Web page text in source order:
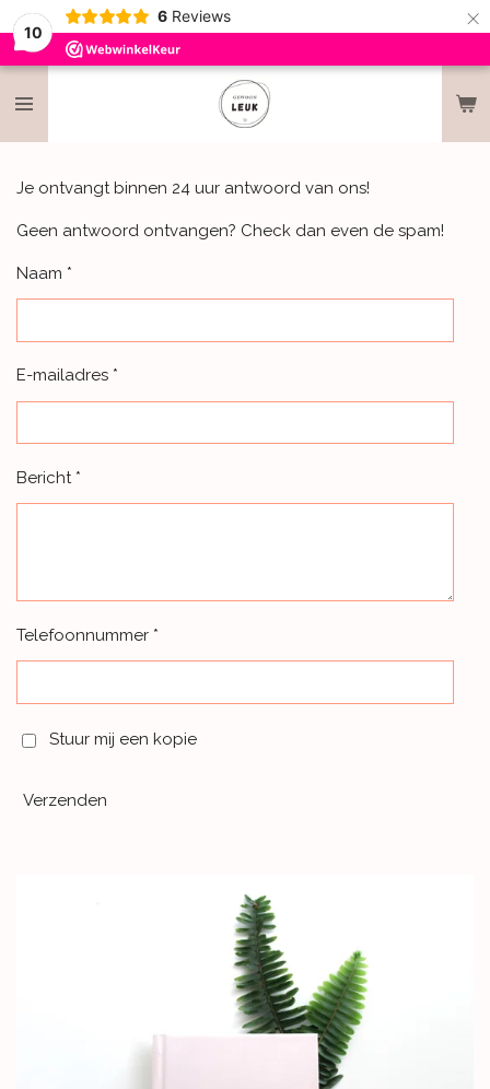
10
6 Reviews ×
Je ontvangt binnen 24 uur antwoord van ons!
Geen antwoord ontvangen? Check dan even de spam!
Naam *
E-mailadres *
Bericht *
Telefoonnummer *
Stuur mij een kopie
Verzenden